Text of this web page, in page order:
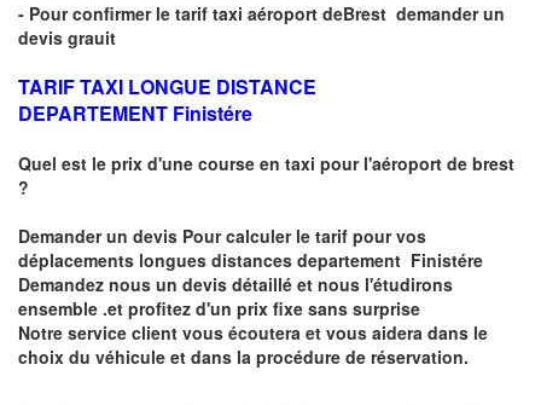
- Pour confirmer le tarif taxi aéroport deBrest demander un
devis grauit
TARIF TAXI LONGUE DISTANCE
DEPARTEMENT Finistére
Quel est le prix d'une course en taxi pour l'aéroport de brest
?
Demander un devis Pour calculer le tarif pour vos
déplacements longues distances departement Finistére
Demandez nous un devis détaillé et nous l'étudirons
ensemble .et profitez d'un prix fixe sans surprise
Notre service client vous écoutera et vous aidera dans le
choix du véhicule et dans la procédure de réservation.